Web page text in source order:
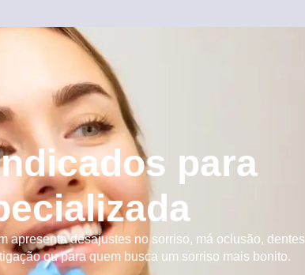
para
apresenta desajustes no sorriso, má oclusão, dentes
ou para quem busca um sorriso mais bonito.